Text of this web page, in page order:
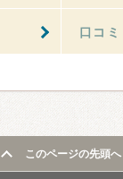
口コミ
このページの先頭へ